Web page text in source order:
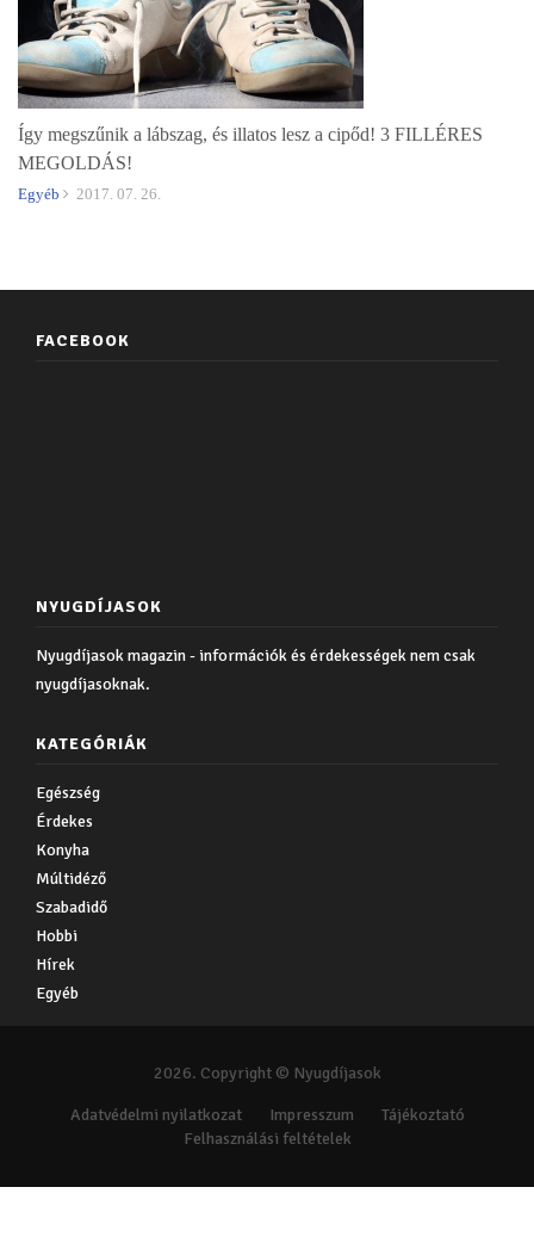
Így megszűnik a lábszag, és illatos lesz a cipőd! 3 FILLÉRES
MEGOLDÁS!
Egyéb 2017. 07. 26.
FACEBOOK
NYUGDÍJASOK
Nyugdíjasok magazin - információk és érdekességek nem csak
nyugdíjasoknak.
KATEGÓRIÁK
Egészség
Érdekes
Konyha
Múltidéző
Szabadidő
Hobbi
Hírek
Egyéb
2026. Copyright © Nyugdíjasok
Adatvédelmi nyilatkozat Impresszum
Tájékoztató
Felhasználási feltételek